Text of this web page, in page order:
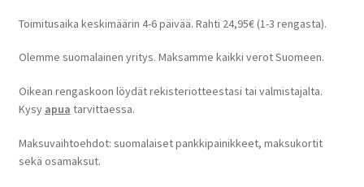
Toimitusaika keskimäärin 4-6 päivää. Rahti 24,95€ (1-3 rengasta).
Olemme suomalainen yritys. Maksamme kaikki verot Suomeen.
Oikean rengaskoon löydät rekisteriotteestasi tai valmistajalta.
Kysy apua tarvittaessa.
Maksuvaihtoehdot: suomalaiset pankkipainikkeet, maksukortit
sekä osamaksut.